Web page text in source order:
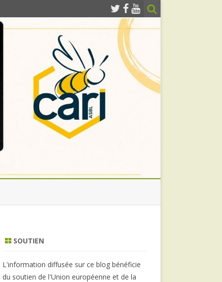
SOUTIEN
L'information diffusée sur ce blog bénéficie
du soutien de l'Union européenne et de la